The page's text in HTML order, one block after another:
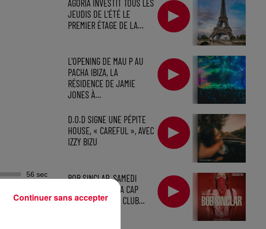
56 sec
AGORIA INVESTIT TOUS LES
JEUDIS DE L'ÉTÉ LE
PREMIER ÉTAGE DE LA...
L'OPENING DE MAU P AU
PACHA IBIZA, LA
RÉSIDENCE DE JAMIE
JONES À...
D.O.D SIGNE UNE PÉPITE
HOUSE, « CAREFUL », AVEC
IZZY BIZU
BOB SINCLAR, SAMEDI
SOIR, À L'AMNESIA CAP
D'AGDE, PREMIER CLUB...
Continuer sans accepter